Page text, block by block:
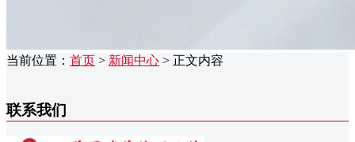
当前位置： 首页 > 新闻中心 > 正文内容
联系我们